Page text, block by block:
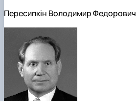
Пересипкін Володимир Федорович